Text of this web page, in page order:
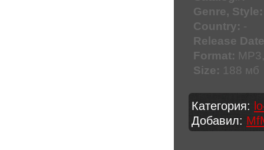
Genre, Style:
Country: -
Release
Format:
Size: 188 мб
Категория:
Добавил: